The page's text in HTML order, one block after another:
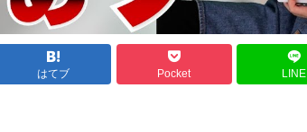
はてブ Pocket LINE